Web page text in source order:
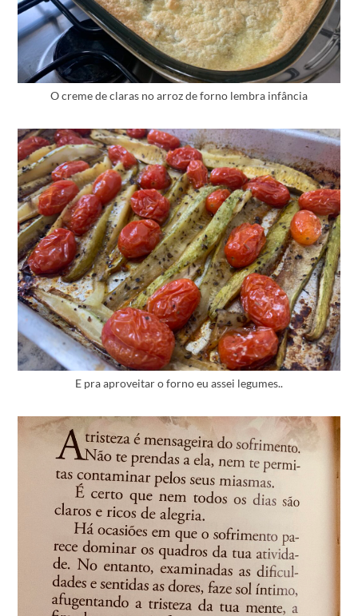
O creme de claras no arroz de forno lembra infância
E pra aproveitar o forno eu assei legumes..